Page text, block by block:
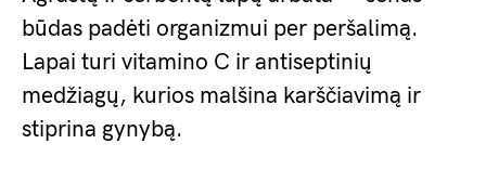
būdas padėti organizmui per peršalimą.
Lapai turi vitamino C ir antiseptinių
medžiagų, kurios malšina karščiavimą ir
stiprina gynybą.